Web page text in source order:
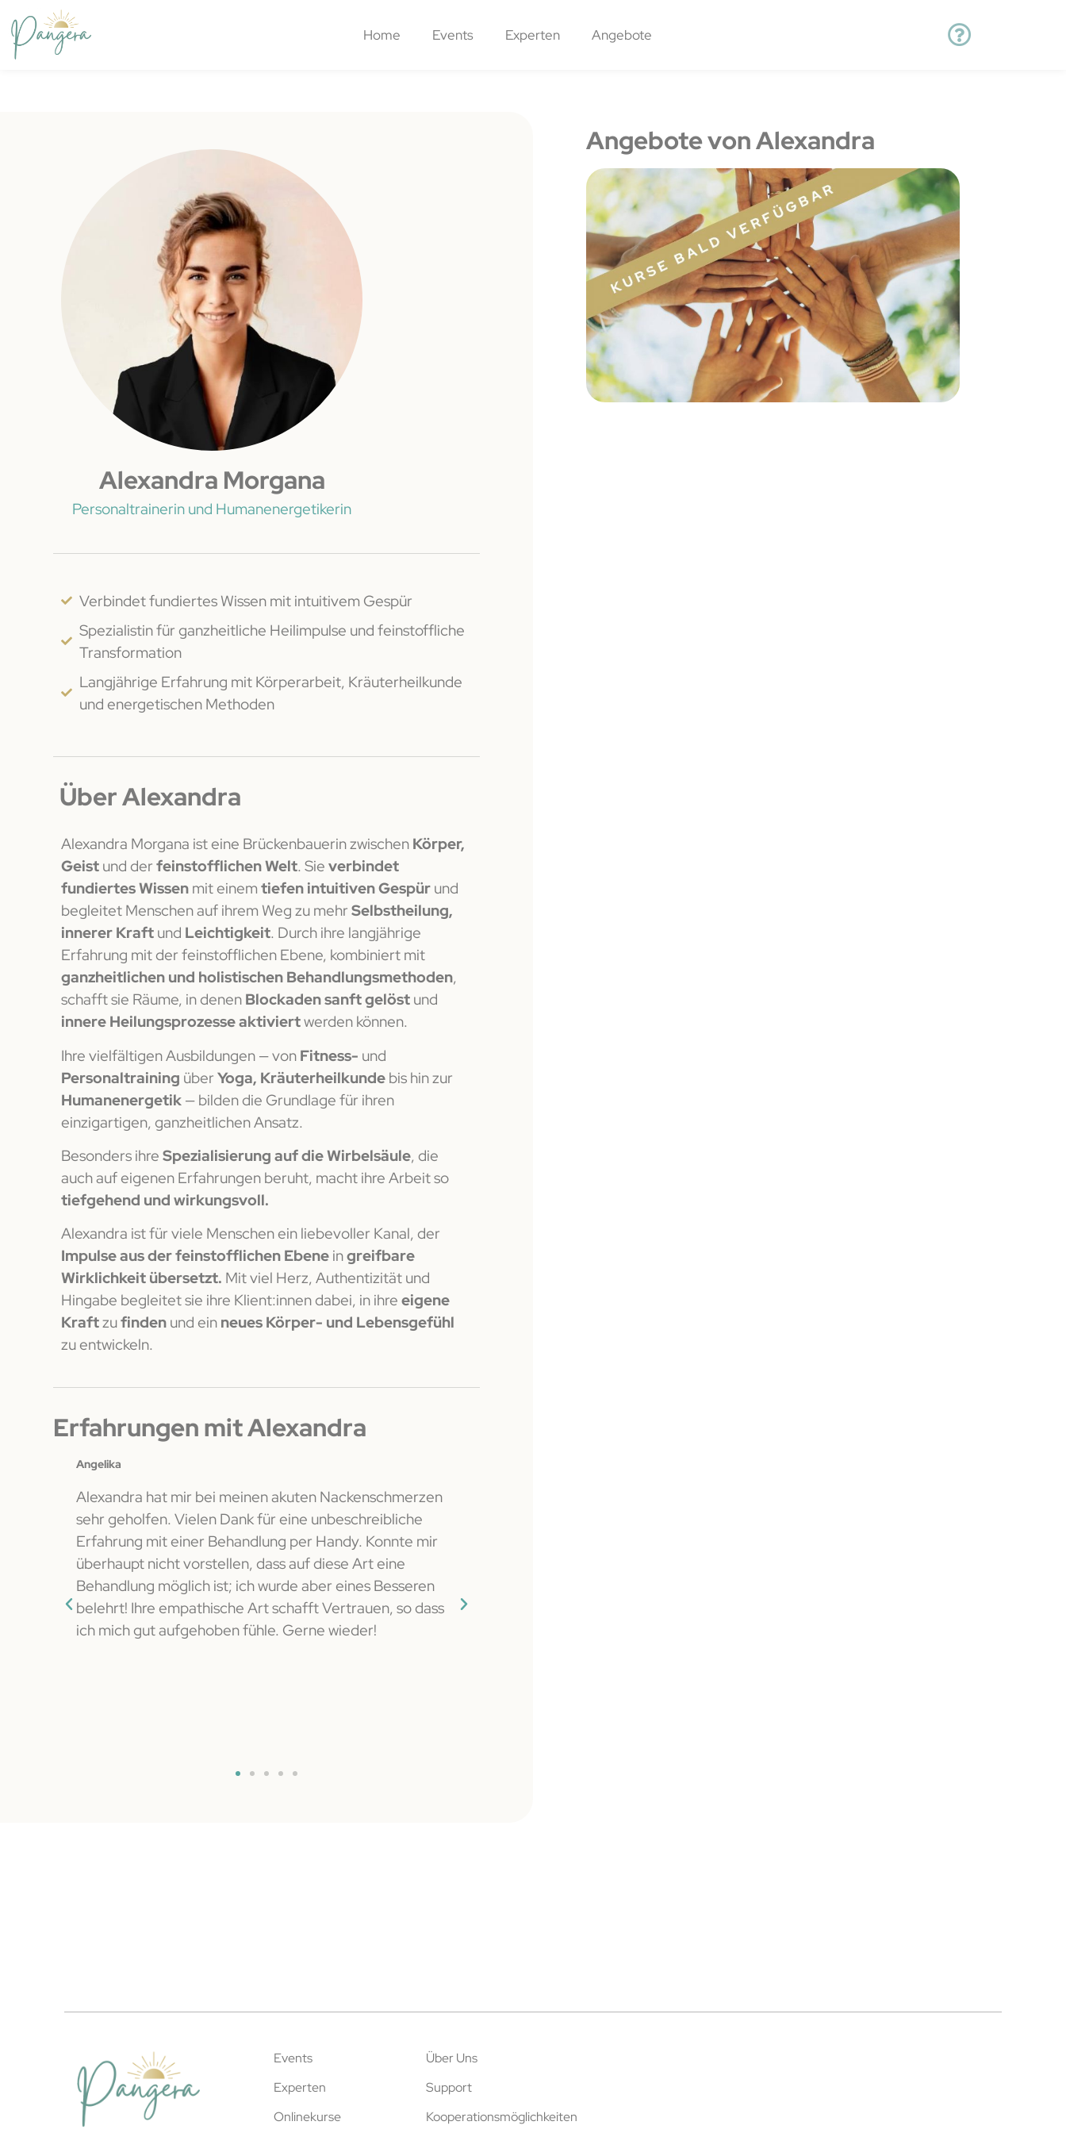
Home Events Experten Angebote
Alexandra Morgana
Personaltrainerin und Humanenergetikerin
Verbindet fundiertes Wissen mit intuitivem Gespür
Spezialistin für ganzheitliche Heilimpulse und feinstoffliche
Transformation
Langjährige Erfahrung mit Körperarbeit, Kräuterheilkunde
und energetischen Methoden
Über Alexandra
Alexandra Morgana ist eine Brückenbauerin zwischenKörper,
Geistund derfeinstofflichen Welt. Sieverbindet
fundiertes Wissenmit einemtiefen intuitiven Gespürund
begleitet Menschen auf ihrem Weg zu mehrSelbstheilung,
innerer Kraftund Leichtigkeit. Durch ihre langjährige
Erfahrung mit der feinstofflichen Ebene, kombiniert mit
ganzheitlichen und holistischen Behandlungsmethoden,
schafft sie Räume, in denenBlockaden sanft gelöstund
innere Heilungsprozesse aktiviertwerden können.
Ihre vielfältigen Ausbildungen — vonFitness- und
Personaltraining überYoga, Kräuterheilkundebis hin zur
Humanenergetik— bilden die Grundlage für ihren
einzigartigen, ganzheitlichen Ansatz.
Besonders ihreSpezialisierung auf die Wirbelsäule, die
auch auf eigenen Erfahrungen beruht, macht ihre Arbeit so
tiefgehend und wirkungsvoll.
Alexandra ist für viele Menschen ein liebevoller Kanal, der
Impulse aus der feinstofflichen Ebeneingreifbare
Wirklichkeit übersetzt. Mit viel Herz, Authentizität und
Hingabe begleitet sie ihre Klient:innen dabei, in ihreeigene
Kraftzufindenund einneues Körper- und Lebensgefühl
zu entwickeln.
Erfahrungen mit Alexandra
Angelika
Alexandra hat mir bei meinen akuten Nackenschmerzen
sehr geholfen. Vielen Dank für eine unbeschreibliche
Erfahrung mit einer Behandlung per Handy. Konnte mir
überhaupt nicht vorstellen, dass auf diese Art eine
Behandlung möglich ist; ich wurde aber eines Besseren
belehrt! Ihre empathische Art schafft Vertrauen, so dass
ich mich gut aufgehoben fühle. Gerne wieder!
Angebote von Alexandra
Events
Experten
Onlinekurse
Über Uns
Support
Kooperationsmöglichkeiten